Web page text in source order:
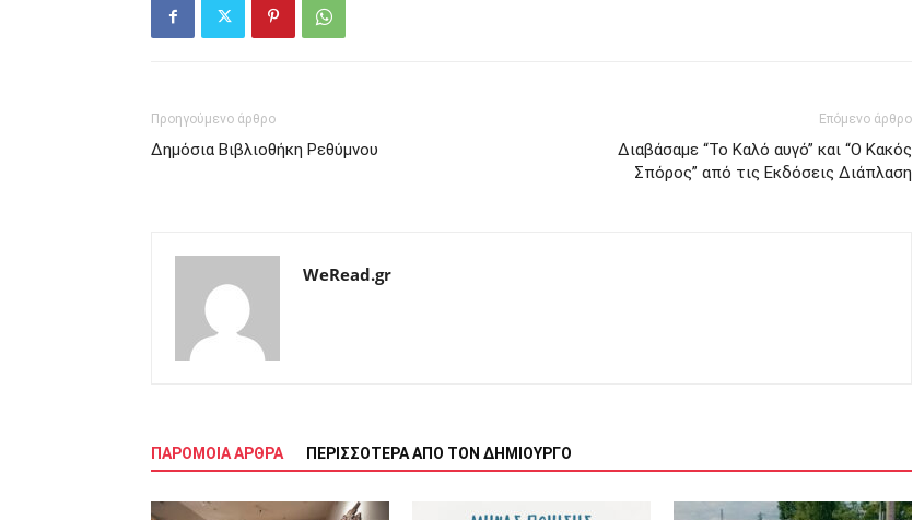
Προηγούμενο άρθρο
Δημόσια Βιβλιοθήκη Ρεθύμνου
Επόμενο άρθρο
Διαβάσαμε “Το Καλό αυγό” και “Ο Κακός
Σπόρος” από τις Εκδόσεις Διάπλαση
WeRead.gr
ΠΑΡΟΜΟΙΑ ΑΡΘΡΑ ΠΕΡΙΣΣΟΤΕΡΑ ΑΠΟ ΤΟΝ ΔΗΜΙΟΥΡΓΟ